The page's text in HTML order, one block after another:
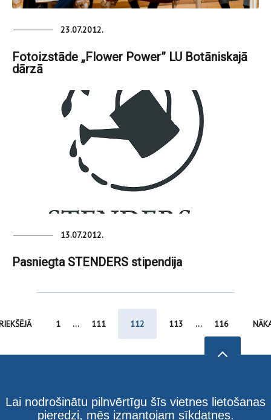
23.07.2012.
Fotoizstāde „Flower Power” LU Botāniskajā
dārzā
13.07.2012.
Pasniegta STENDERS stipendija
1 ... 111 112 113 ... 116
Lai nodrošinātu pilnvērtīgu šīs vietnes lietošanas
pieredzi, mēs izmantojam sīkdatnes.